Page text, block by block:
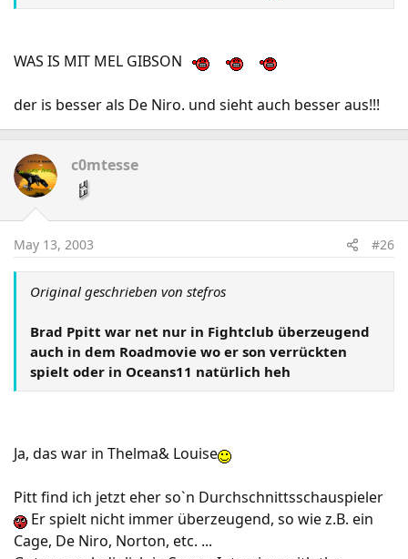
WAS IS MIT MEL GIBSON
der is besser als De Niro. und sieht auch besser aus!!!
c0mtesse
May 13, 2003 #26
Original geschrieben von stefros
Brad Ppitt war net nur in Fightclub überzeugend
auch in dem Roadmovie wo er son verrückten
spielt oder in Oceans11 natürlich heh
Ja, das war in Thelma& Louise
Pitt find ich jetzt eher so`n Durchschnittsschauspieler
Er spielt nicht immer überzeugend, so wie z.B. ein
Cage, De Niro, Norton, etc. ...